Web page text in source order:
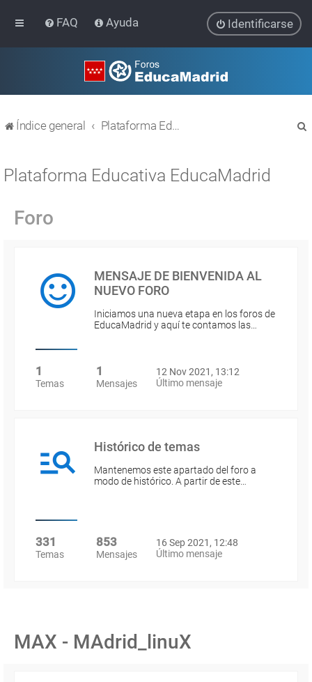
FAQ Ayuda Identificarse
Índice general Plataforma Educativa EducaMadrid
Plataforma Educativa EducaMadrid
Foro
MENSAJE DE BIENVENIDA AL
NUEVO FORO
Iniciamos una nueva etapa en los foros de
EducaMadrid y aquí te contamos las…
1
Temas
1
Mensajes
12 Nov 2021, 13:12
Último mensaje
Histórico de temas
Mantenemos este apartado del foro a
modo de histórico. A partir de este…
331
Temas
853
Mensajes
16 Sep 2021, 12:48
Último mensaje
MAX - MAdrid_linuX